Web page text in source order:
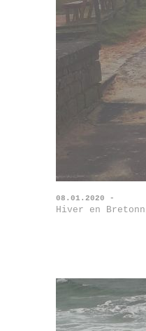
08.01.2020 -
Hiver en